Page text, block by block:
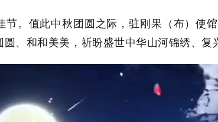
。值此中秋团圆之际，驻刚果（布）使
、和和美美，祈盼盛世中华山河锦绣、复